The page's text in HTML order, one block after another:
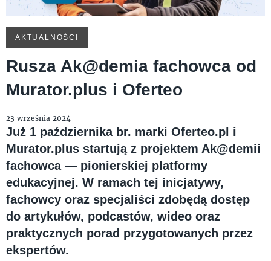
AKTUALNOŚCI
Rusza Ak@demia fachowca od
Murator.plus i Oferteo
23 września 2024
Już 1 października br. marki Oferteo.pl i
Murator.plus startują z projektem Ak@demii
fachowca — pionierskiej platformy
edukacyjnej. W ramach tej inicjatywy,
fachowcy oraz specjaliści zdobędą dostęp
do artykułów, podcastów, wideo oraz
praktycznych porad przygotowanych przez
ekspertów.